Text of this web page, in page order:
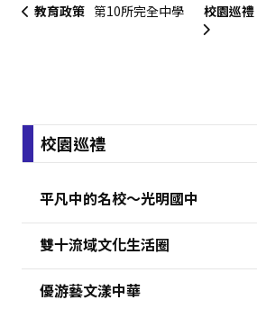
教育政策 第10所完全中學 校園巡禮
校園巡禮
平凡中的名校～光明國中
雙十流域文化生活圈
優游藝文漾中華